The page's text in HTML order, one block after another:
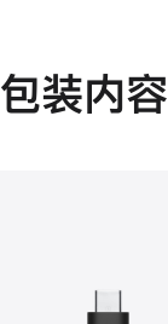
包装内容